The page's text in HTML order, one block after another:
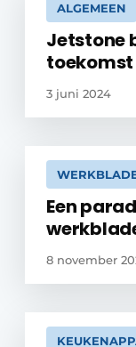
ALGEMEEN
Jetstone
toekomst
3 juni 2024
Een
8 november